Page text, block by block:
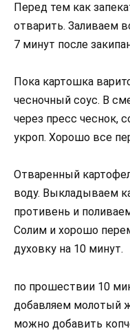
Перед тем как
отварить. Заливаем
7 минут после
Пока картошка
чесночный соус. В
через пресс чеснок,
укроп. Хорошо все
Отваренный
воду. Выкладываем
противень и
Солим и хорошо
духовку на 10 минут.
по прошествии 10
добавляем молотый
можно добавить